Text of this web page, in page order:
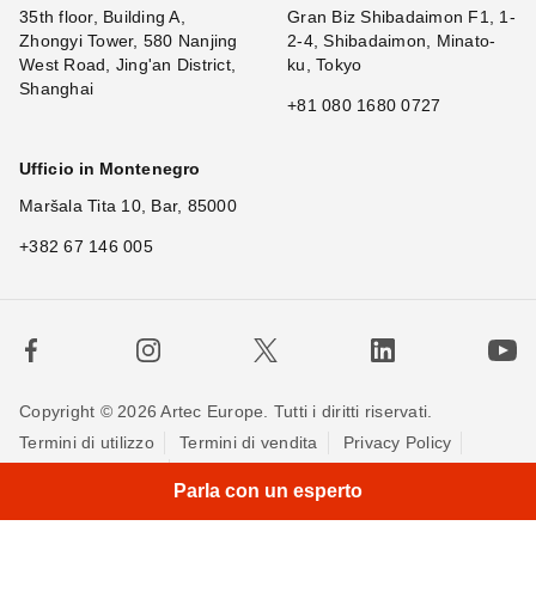
35th floor, Building A,
Zhongyi Tower, 580 Nanjing
West Road, Jing'an District,
Shanghai
Gran Biz Shibadaimon F1, 1-
2-4, Shibadaimon, Minato-
ku, Tokyo
+81 080 1680 0727
Ufficio in Montenegro
Maršala Tita 10, Bar, 85000
+382 67 146 005
Copyright © 2026 Artec Europe. Tutti i diritti riservati.
Termini di utilizzo
Termini di vendita
Privacy Policy
Parla con un esperto